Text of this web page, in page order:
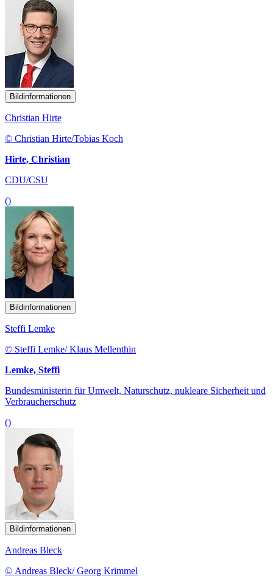
Bildinformationen
Christian Hirte
© Christian Hirte/Tobias Koch
Hirte, Christian
CDU/CSU
()
Bildinformationen
Steffi Lemke
© Steffi Lemke/ Klaus Mellenthin
Lemke, Steffi
Bundesministerin für Umwelt, Naturschutz, nukleare Sicherheit und
Verbraucherschutz
()
Bildinformationen
Andreas Bleck
© Andreas Bleck/ Georg Krimmel